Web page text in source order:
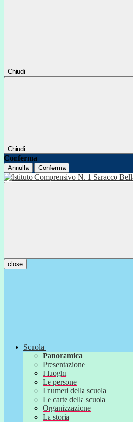
Chiudi
Chiudi
Conferma
Annulla Conferma
close
Scuola
Panoramica
Presentazione
I luoghi
Le persone
I numeri della scuola
Le carte della scuola
Organizzazione
La storia